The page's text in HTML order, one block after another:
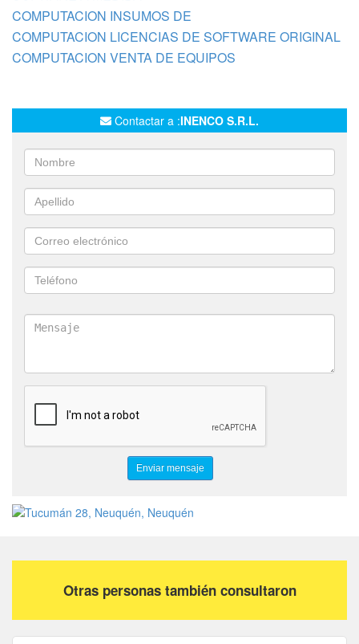
COMPUTACION INSUMOS DE
COMPUTACION LICENCIAS DE SOFTWARE ORIGINAL
COMPUTACION VENTA DE EQUIPOS
Contactar a :INENCO S.R.L.
Otras personas también consultaron